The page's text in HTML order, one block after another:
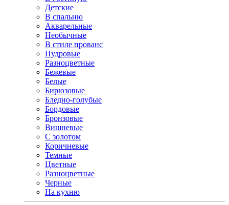
Детские
В спальню
Акварельные
Необычные
В стиле прованс
Пудровые
Разноцветные
Бежевые
Белые
Бирюзовые
Бледно-голубые
Бордовые
Бронзовые
Вишневые
С золотом
Коричневые
Темные
Цветные
Разноцветные
Черные
На кухню